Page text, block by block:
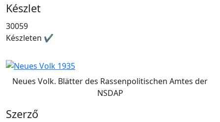
Készlet
30059
Készleten ✔
Neues Volk. Blätter des Rassenpolitischen Amtes der
NSDAP
Szerző